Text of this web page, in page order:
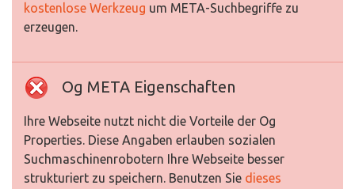
kostenlose Werkzeug um META-Suchbegriffe zu
erzeugen.
Og META Eigenschaften
Ihre Webseite nutzt nicht die Vorteile der Og
Properties. Diese Angaben erlauben sozialen
Suchmaschinenrobotern Ihre Webseite besser
strukturiert zu speichern. Benutzen Sie dieses